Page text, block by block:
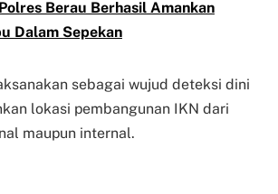
Polres Berau Berhasil Amankan
Dalam Sepekan
sebagai wujud deteksi dini
lokasi pembangunan IKN dari
maupun internal.